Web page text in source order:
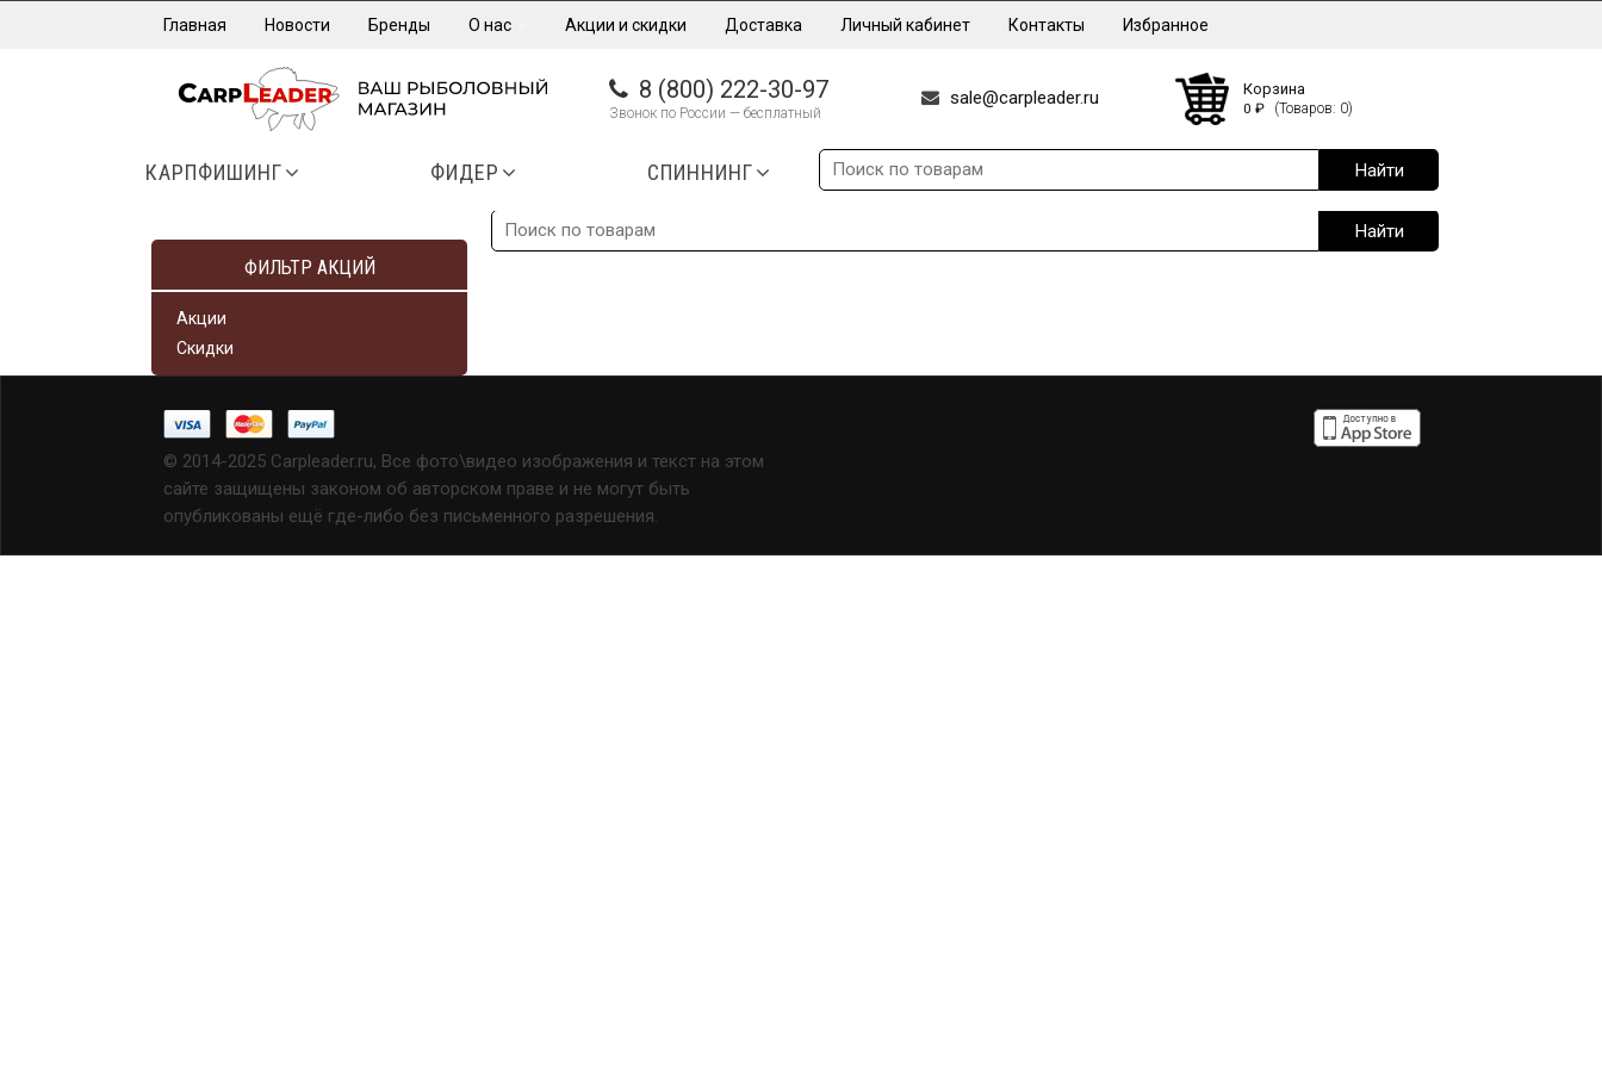
Главная Новости Бренды О нас Акции и скидки Доставка Личный кабинет Контакты Избранное
8 (800) 222-30-97
Звонок по России — бесплатный
sale@carpleader.ru Корзина
0 ₽ (Товаров: 0)
КАРПФИШИНГ ФИДЕР СПИННИНГ
ФИЛЬТР АКЦИЙ
Акции
Скидки
© 2014-2025 Carpleader.ru, Все фото\видео изображения и текст на этом
сайте защищены законом об авторском праве и не могут быть
опубликованы ещё где-либо без письменного разрешения.